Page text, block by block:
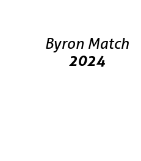
Byron Match
2024